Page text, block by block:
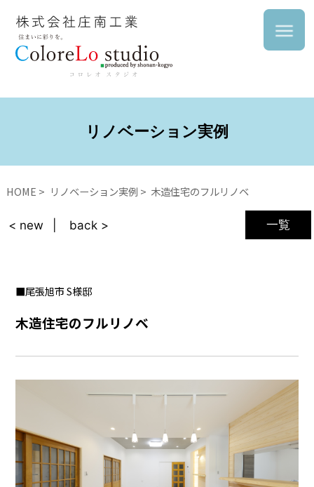
リノベーション実例
HOME リノベーション実例 木造住宅のフルリノベ
一覧
< new back >
尾張旭市 S様邸
木造住宅のフルリノベ